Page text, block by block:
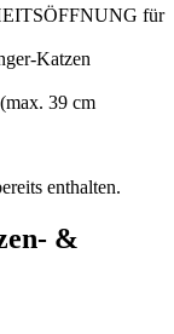
für
Katzen
39 cm
enthalten.
&